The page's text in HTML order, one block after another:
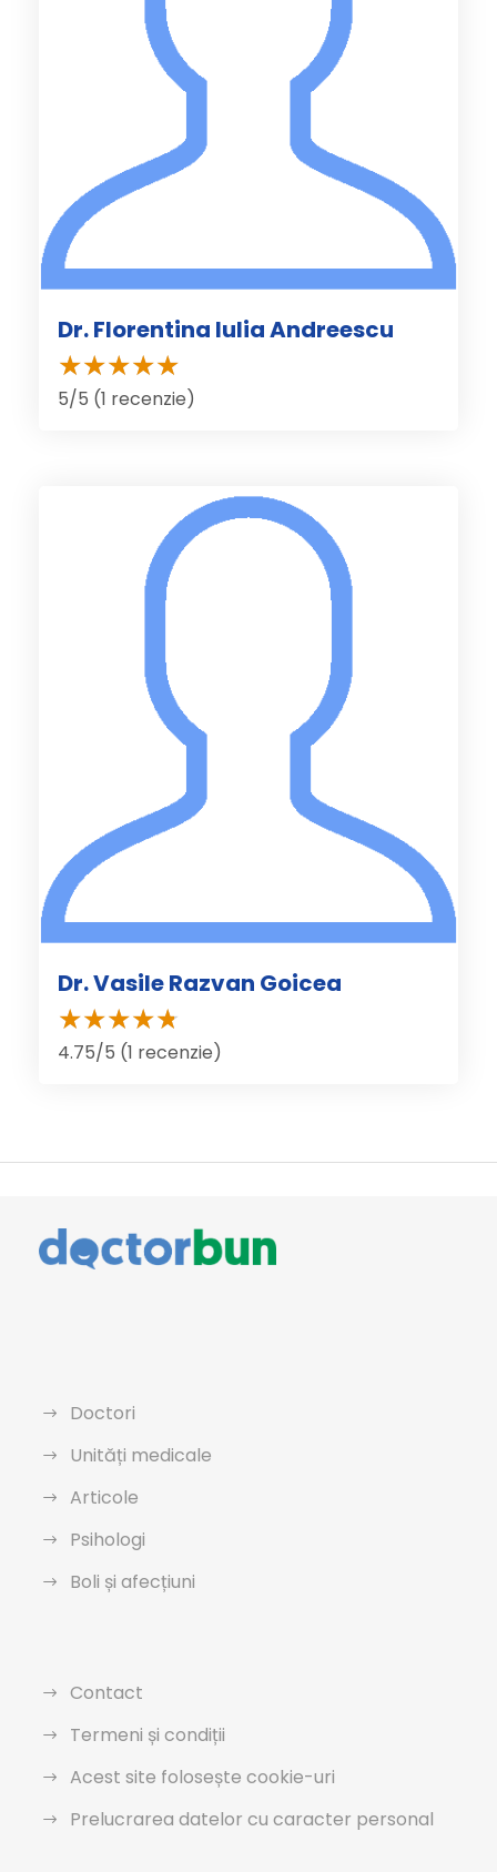
Dr. Florentina Iulia Andreescu
5/5 (1 recenzie)
Dr. Vasile Razvan Goicea
4.75/5 (1 recenzie)
Doctori
Unități medicale
Articole
Psihologi
Boli și afecțiuni
Contact
Termeni și condiții
Acest site folosește cookie-uri
Prelucrarea datelor cu caracter personal